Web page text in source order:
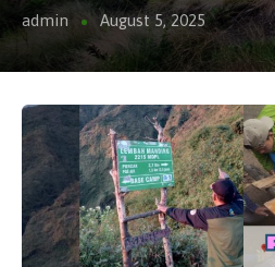
admin August 5, 2025